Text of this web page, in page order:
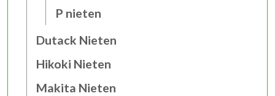
P nieten
Dutack Nieten
Hikoki Nieten
Makita Nieten